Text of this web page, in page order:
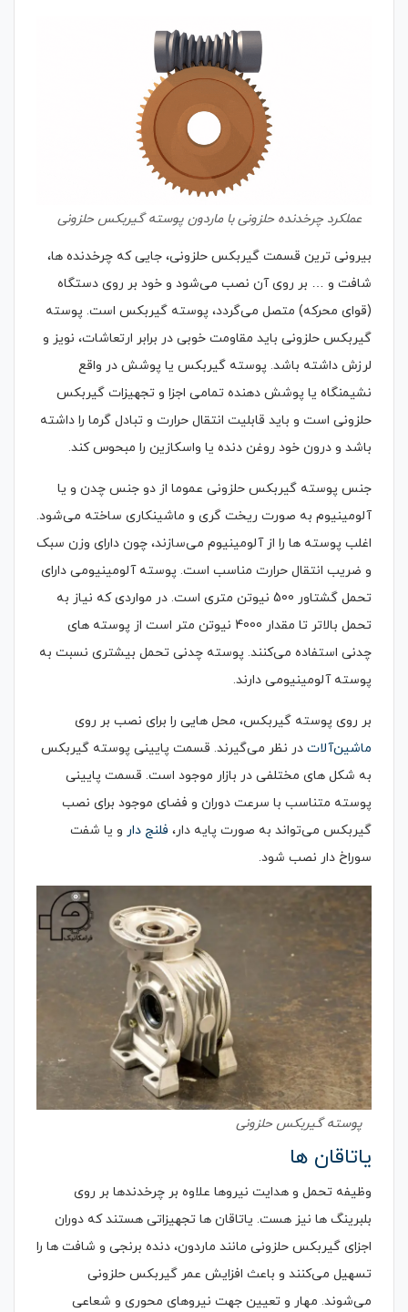
عملکرد چرخدنده حلزونی با ماردون پوسته گیربکس حلزونی
بیرونی ترین قسمت گیربکس حلزونی، جایی که چرخدنده ها،
شافت و … بر روی آن نصب می‌شود و خود بر روی دستگاه
(قوای محرکه) متصل می‌گردد، پوسته گیربکس است. پوسته
گیربکس حلزونی باید مقاومت خوبی در برابر ارتعاشات، نویز و
لرزش داشته باشد. پوسته گیربکس یا پوشش در واقع
نشیمنگاه یا پوشش دهنده تمامی اجزا و تجهیزات گیربکس
حلزونی است و باید قابلیت انتقال حرارت و تبادل گرما را داشته
باشد و درون خود روغن دنده یا واسکازین را مبحوس کند.
جنس پوسته گیربکس حلزونی عموما از دو جنس چدن و یا
آلومینیوم به صورت ریخت گری و ماشینکاری ساخته می‌شود.
اغلب پوسته ها را از آلومینیوم می‌سازند، چون دارای وزن سبک
و ضریب انتقال حرارت مناسب است. پوسته آلومینیومی دارای
تحمل گشتاور 500 نیوتن متری است. در مواردی که نیاز به
تحمل بالاتر تا مقدار 4000 نیوتن متر است از پوسته های
چدنی استفاده می‌کنند. پوسته چدنی تحمل بیشتری نسبت به
پوسته آلومینیومی دارند.
بر روی پوسته گیربکس، محل هایی را برای نصب بر روی
ماشین‌آلات در نظر می‌گیرند. قسمت پایینی پوسته گیربکس
به شکل های مختلفی در بازار موجود است. قسمت پایینی
پوسته متناسب با سرعت دوران و فضای موجود برای نصب
گیربکس می‌تواند به صورت پایه دار، فلنج دار و یا شفت
سوراخ دار نصب شود.
پوسته گیربکس حلزونی
یاتاقان ها
وظیفه تحمل و هدایت نیروها علاوه بر چرخدندها بر روی
بلبرینگ ها نیز هست. یاتاقان ها تجهیزاتی هستند که دوران
اجزای گیربکس حلزونی مانند ماردون، دنده برنجی و شافت ها را
تسهیل می‌کنند و باعث افزایش عمر گیربکس حلزونی
می‌شوند. مهار و تعیین جهت نیروهای محوری و شعاعی